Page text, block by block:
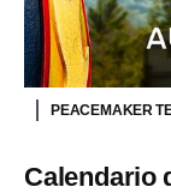
PEACEMAKER
Calendario